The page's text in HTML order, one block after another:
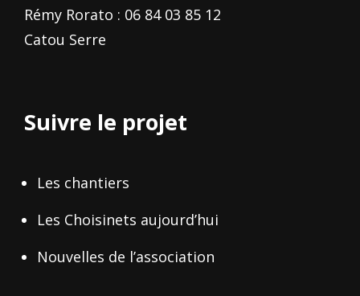
Rémy Rorato : 06 84 03 85 12
Catou Serre
Suivre le projet
Les chantiers
Les Choisinets aujourd’hui
Nouvelles de l’association